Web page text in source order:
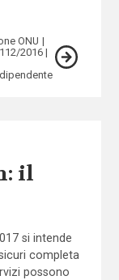
ONU
2016
il
si intende
completa
possono